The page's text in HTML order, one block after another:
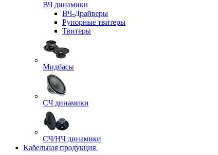
ВЧ динамики
ВЧ-Драйверы
Рупорные твитеры
Твитеры
Мидбасы
СЧ динамики
СЧ/НЧ динамики
Кабельная продукция